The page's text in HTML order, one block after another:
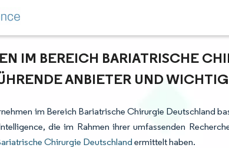
IM BEREICH BARIATRISCHE
ANBIETER UND
im Bereich Bariatrische Chirurgie Deutschland
die im Rahmen ihrer umfassenden
Chirurgie Deutschland ermittelt haben.